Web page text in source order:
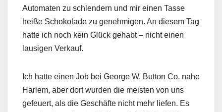
Automaten zu schlendern und mir einen Tasse
heiße Schokolade zu genehmigen. An diesem Tag
hatte ich noch kein Glück gehabt – nicht einen
lausigen Verkauf.
Ich hatte einen Job bei George W. Button Co. nahe
Harlem, aber dort wurden die meisten von uns
gefeuert, als die Geschäfte nicht mehr liefen. Es